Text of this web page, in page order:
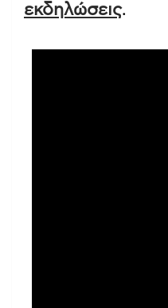
εκδηλώσεις.